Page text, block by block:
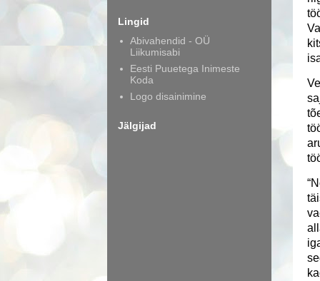
Lingid
Abivahendid - OÜ
Liikumisabi
Eesti Puuetega Inimeste
Koda
Logo disainimine
Jälgijad